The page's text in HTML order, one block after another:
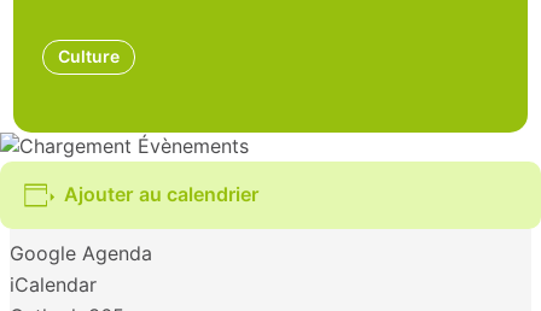
Culture
Ajouter au calendrier
Google Agenda
iCalendar